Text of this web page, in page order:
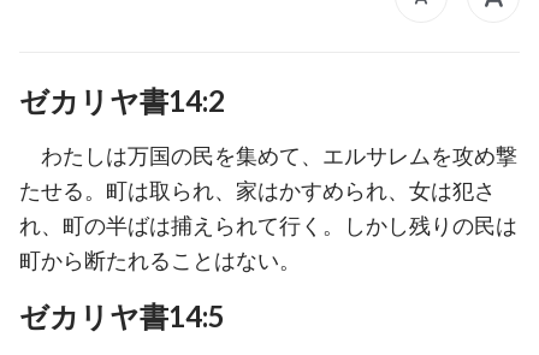
ゼカリヤ書14:2
わたしは万国の民を集めて、エルサレムを攻め撃
たせる。町は取られ、家はかすめられ、女は犯さ
れ、町の半ばは捕えられて行く。しかし残りの民は
町から断たれることはない。
ゼカリヤ書14:5